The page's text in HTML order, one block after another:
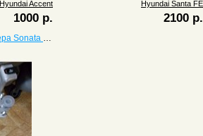
Hyundai Accent
1000 р.
Hyundai Santa FE
2100 р.
Радиатор кондиционера Sonata V (Соната 5)